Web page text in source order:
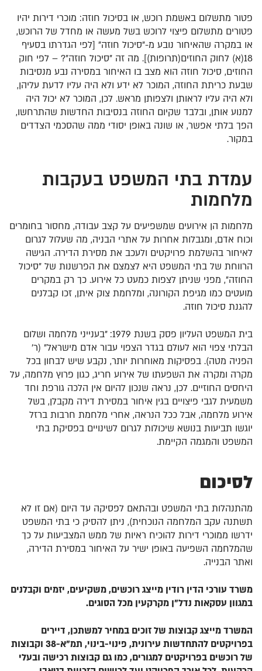
פטור מתשלום באשמת רוכש, או בסיכול חוזה: מוכרי דירות יהיו
פטורים מתשלום פיצוי לרוכש בשל מעשה או מחדל של הרוכש,
או במקרה שהאיחור נובע מ-"סיכול חוזה" [לפי הגדרתו בסעיף
18(א) לחוק החוזים(תרופות)]. מה זה "סיכול חוזה"? – לפי חוק
החוזים, סיכול חוזה הוא מצב בו האיחור במסירה נבע מנסיבות
שבעת כריתת החוזה, המוכר לא ידע ולא היה עליו לדעת עליהן,
ולא היה עליו לראותן ולצפותן מראש. לכן, המוכר לא יכול היה
למנוע אותן, ובלבד שקיום החוזה בנסיבות החדשות שהתרחשו,
הפך בלתי אפשר, או שונה באופן יסודי ממה שהסכמי הצדדים
במקור.
עמדת בתי המשפט בעקבות
מלחמות
מלחמות הן אירועים שמשפיעים על קצב עבודה, מחסור בחומרים
וכוח אדם, ומגבלות אחרות על אתרי הבניה, מה שעלול לגרום
לאיחור בהשלמת פרויקטים ולעכב את מסירת הדירה. הגישה
הרווחת של בתי המשפט היא לצמצם את הפרשנות של "סיכול
החוזה", מפני שניתן לצפות כמעט כל אירוע. כך רק במקרים
מועטים כמו מגיפת הקורונה, ומלחמת צוק איתן, זכו קבלנים
להגנת סיכול חוזה.
בית המשפט העליון פסק בשנת 1979: "בענייני מלחמה ושלום
הבלתי צפוי הוא לעולם בגדר הצפוי עבור אדם מישראל" (ר'
הפניה מטה). בפסיקות מאוחרות יותר, נקבע שיש לבחון בכל
מקרה ומקרה את השפעתו של אירוע חריג, כגון פרוץ מלחמה, על
היחסים החוזיים. לכן, נראה שנכון להיום אין הלכה גורפת וחד
משמעית לגבי פיצויים בגין איחור במסירת דירה מקבלן, בשל
אירוע מלחמה, אבל ככל הנראה, אחרי מלחמת חרבות ברזל
יוגשו תביעות בנושא שיכולות לגרום לשינויים בפסיקת בתי
המשפט והמגמה הקיימת.
לסיכום
מהתנהלות בתי המשפט ובהתאם לפסיקה עד היום (אם זו לא
תשתנה עקב המלחמה הנוכחית), ניתן להסיק כי בתי המשפט
ידרשו ממוכרי דירות להוכיח ראיות של ממש המצביעות על כך
שהמלחמה השפיעה באופן ישיר על האיחור במסירת הדירה,
ואתר הבנייה.
משרד עורכי הדין רודין מייצג רוכשים, משקיעים, יזמים וקבלנים
במגוון עסקאות נדל"ן מקרקעין מכל הסוגים.
המשרד מייצג קבוצות של זוכים במחיר למשתכן, דיירים
בפרויקטים להתחדשות עירונית, פינוי-בינוי, תמ"א-38 וקבוצות
של רוכשים בפרויקטים למגורים, כמו גם קבוצות רכישה ובעלי